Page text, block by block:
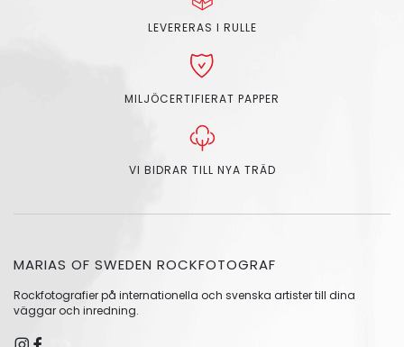
LEVERERAS I RULLE
MILJÖCERTIFIERAT PAPPER
VI BIDRAR TILL NYA TRÄD
MARIAS OF SWEDEN ROCKFOTOGRAF
Rockfotografier på internationella och svenska artister till dina
väggar och inredning.